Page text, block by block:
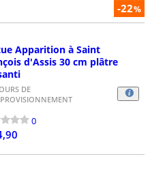
-22%
Apparition à Saint
d'Assis 30 cm plâtre
DE
0